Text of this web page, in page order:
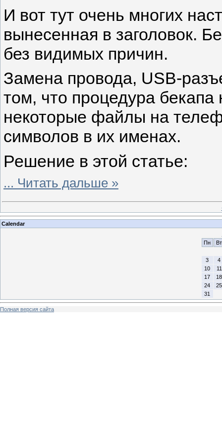
И вот тут очень многих
вынесенная в заголовок.
без видимых причин.
Замена провода, USB-
том, что процедура бекапа
некоторые файлы на
символов в их именах.
Решение в этой статье:
... Читать дальше »
Calendar
Пн
Вт
3
4
10
11
17
18
24
25
31
Полная версия сайта